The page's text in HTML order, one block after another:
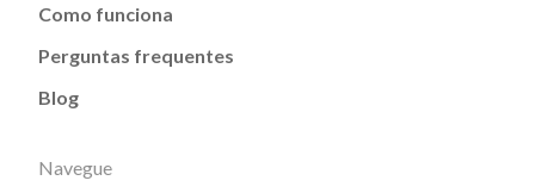
Como funciona
Perguntas frequentes
Blog
Navegue